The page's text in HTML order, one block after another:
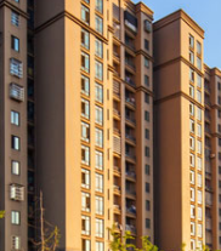
墙面水漆
建筑工装
多功能水漆
基辅材料
防水体系